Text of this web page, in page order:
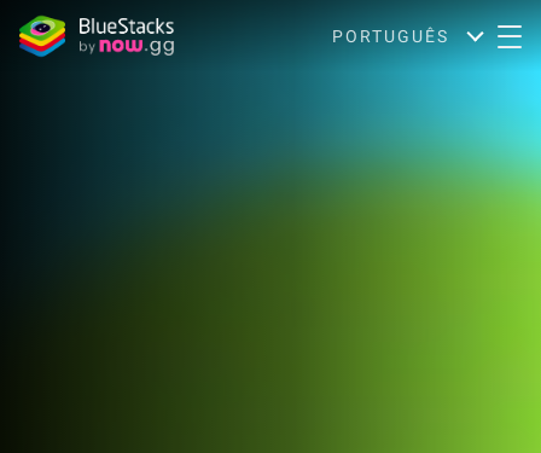
PORTUGUÊS